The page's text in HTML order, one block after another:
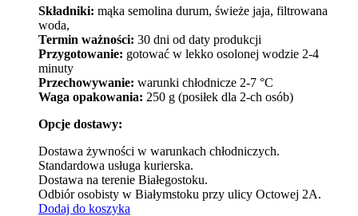
Składniki: mąka semolina durum, świeże jaja, filtrowana
woda,
Termin ważności: 30 dni od daty produkcji
Przygotowanie: gotować w lekko osolonej wodzie 2-4
minuty
Przechowywanie: warunki chłodnicze 2-7 °C
Waga opakowania: 250 g (posiłek dla 2-ch osób)
Opcje dostawy:
Dostawa żywności w warunkach chłodniczych.
Standardowa usługa kurierska.
Dostawa na terenie Białegostoku.
Odbiór osobisty w Białymstoku przy ulicy Octowej 2A.
Dodaj do koszyka